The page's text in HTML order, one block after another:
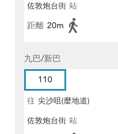
佐敦炮台街 站
距離 20m
九巴/新巴
110
往 尖沙咀(麼地道)
佐敦炮台街 站